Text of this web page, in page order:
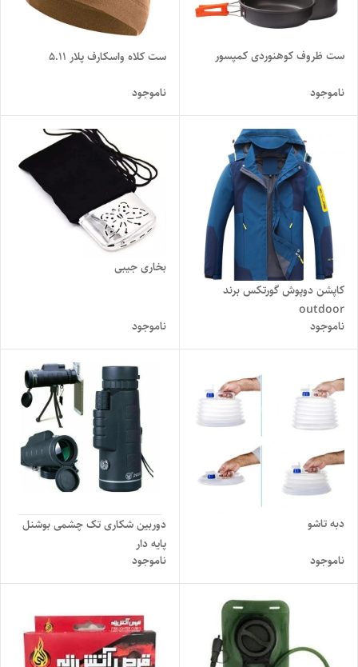
ست ظروف کوهنوردی کمپسور
ناموجود
ست کلاه واسکارف پلار 5.11
ناموجود
کاپشن دوپوش گورتکس برند
outdoor
ناموجود
بخاری جیبی
ناموجود
دبه تاشو
ناموجود
دوربین شکاری تک چشمی بوشنل
پایه دار
ناموجود